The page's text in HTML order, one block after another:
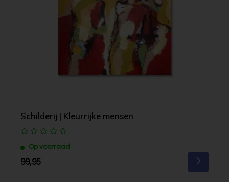
Schilderij | Kleurrijke mensen
Op voorraad
99,95